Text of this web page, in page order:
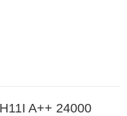
A++ 24000